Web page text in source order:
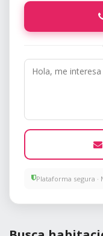
Plataforma segura